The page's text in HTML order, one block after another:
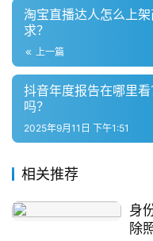
广
私
域
社
群
答
区
淘宝直播达人怎么上
求？
上一篇
抖音年度报告在哪里
吗？
2025年9月11日 下午1:51
相关推荐
身
除